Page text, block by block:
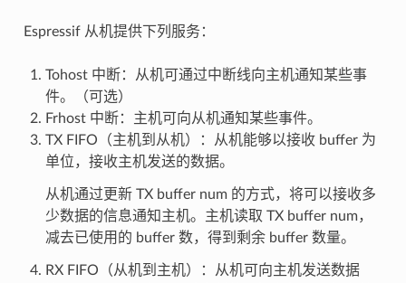
Espressif 从机提供下列服务：
Tohost 中断：从机可通过中断线向主机通知某些事
件。（可选）
Frhost 中断：主机可向从机通知某些事件。
TX FIFO（主机到从机）：从机能够以接收 buffer 为
单位，接收主机发送的数据。
从机通过更新 TX buffer num 的方式，将可以接收多
少数据的信息通知主机。主机读取 TX buffer num，
减去已使用的 buffer 数，得到剩余 buffer 数量。
RX FIFO（从机到主机）：从机可向主机发送数据